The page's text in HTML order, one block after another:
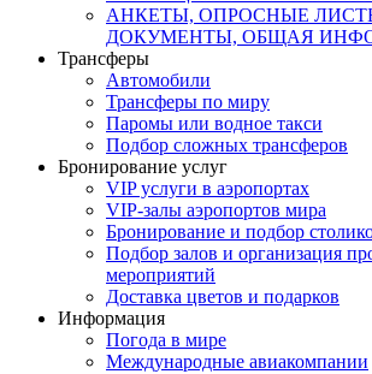
АНКЕТЫ, ОПРОСНЫЕ
ДОКУМЕНТЫ, ОБЩАЯ
Трансферы
Автомобили
Трансферы по миру
Паромы или водное такси
Подбор сложных трансферов
Бронирование услуг
VIP услуги в аэропортах
VIP-залы аэропортов мира
Бронирование и подбор
Подбор залов и организация
мероприятий
Доставка цветов и подарков
Информация
Погода в мире
Международные авиакомпании